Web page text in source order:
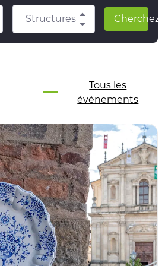
Structures Cherchez
Tous les
événements